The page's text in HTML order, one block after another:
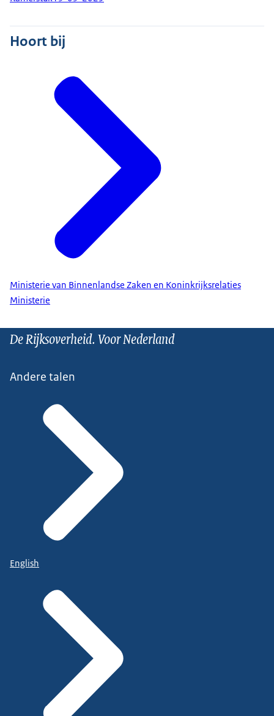
Hoort bij
Ministerie van Binnenlandse Zaken en Koninkrijksrelaties
Ministerie
De Rijksoverheid. Voor Nederland
Andere talen
English